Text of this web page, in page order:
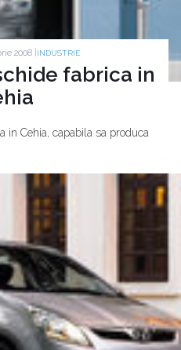
2008 | INDUSTRIE
fabrica in
in Cehia, capabila sa produca